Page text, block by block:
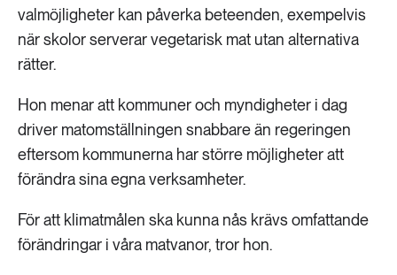
valmöjligheter kan påverka beteenden, exempelvis
när skolor serverar vegetarisk mat utan alternativa
rätter.
Hon menar att kommuner och myndigheter i dag
driver matomställningen snabbare än regeringen
eftersom kommunerna har större möjligheter att
förändra sina egna verksamheter.
För att klimatmålen ska kunna nås krävs omfattande
förändringar i våra matvanor, tror hon.